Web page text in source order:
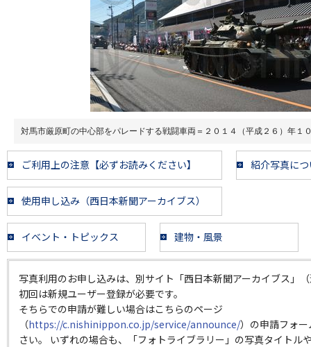
対馬市厳原町の中心部をパレードする戦闘車両＝２０１４（平成２６）年１
ご利用上の注意【必ずお読みください】 紹介写真に
使用申し込み（西日本新聞アーカイブス）
イベント・トピックス 建物・風景
写真利用のお申し込みは、別サイト「西日本新聞アーカイブス」
初回は新規ユーザー登録が必要です。
そちらでの申請が難しい場合はこちらのページ
（https://c.nishinippon.co.jp/service/announce/）の申請フォ
さい。 いずれの場合も、「フォトライブラリー」の写真タイトル